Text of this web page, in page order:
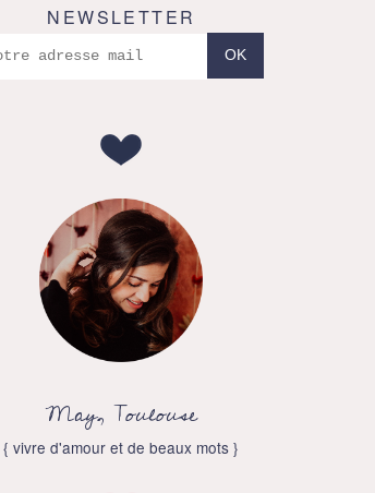
NEWSLETTER
May, Toulouse
{ vivre d'amour et de beaux mots }